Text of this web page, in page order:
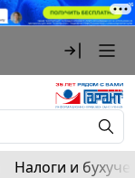
Налоги и